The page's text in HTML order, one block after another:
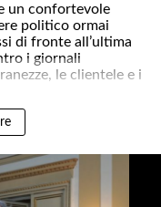
un confortevole
politico ormai
di fronte all’ultima
i giornali
le clientele e i